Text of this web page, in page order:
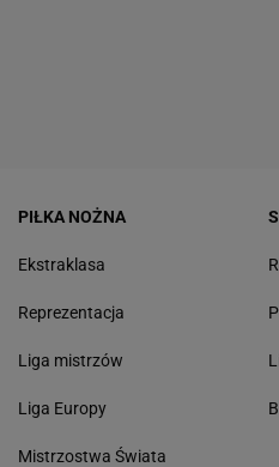
PIŁKA NOŻNA
Ekstraklasa
Reprezentacja
Liga mistrzów
Liga Europy
Mistrzostwa Świata